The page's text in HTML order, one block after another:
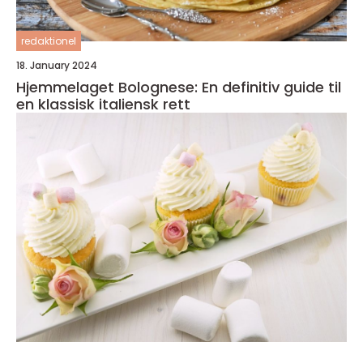
redaktionel
18. January 2024
Hjemmelaget Bolognese: En definitiv guide til
en klassisk italiensk rett